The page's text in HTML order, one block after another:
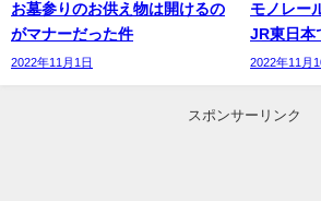
お墓参りのお供え物は開けるの
がマナーだった件
2022年11月1日
モノレー
JR東日本
2022年11月
スポンサーリンク